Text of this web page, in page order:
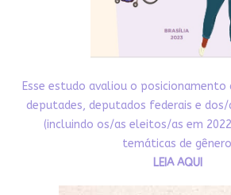
Esse estudo avaliou o posicionamento
deputades, deputados federais e dos/
(incluindo os/as eleitos/as em
temáticas de
LEIA AQUI